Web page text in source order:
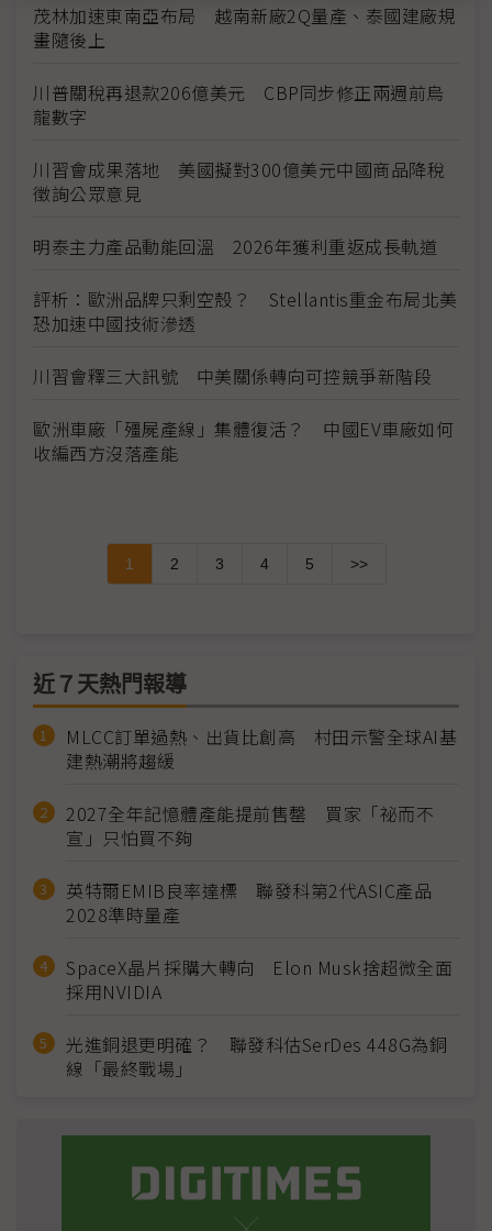
茂林加速東南亞布局 越南新廠2Q量產、泰國建廠規
畫隨後上
川普關稅再退款206億美元 CBP同步修正兩週前烏
龍數字
川習會成果落地 美國擬對300億美元中國商品降稅
徵詢公眾意見
明泰主力產品動能回溫 2026年獲利重返成長軌道
評析：歐洲品牌只剩空殼？ Stellantis重金布局北美
恐加速中國技術滲透
川習會釋三大訊號 中美關係轉向可控競爭新階段
歐洲車廠「殭屍產線」集體復活？ 中國EV車廠如何
收編西方沒落產能
1 2 3 4 5 >>
近７天熱門報導
MLCC訂單過熱、出貨比創高 村田示警全球AI基
建熱潮將趨緩
2027全年記憶體產能提前售罄 買家「祕而不
宣」只怕買不夠
英特爾EMIB良率達標 聯發科第2代ASIC產品
2028準時量產
SpaceX晶片採購大轉向 Elon Musk捨超微全面
採用NVIDIA
光進銅退更明確？ 聯發科估SerDes 448G為銅
線「最終戰場」